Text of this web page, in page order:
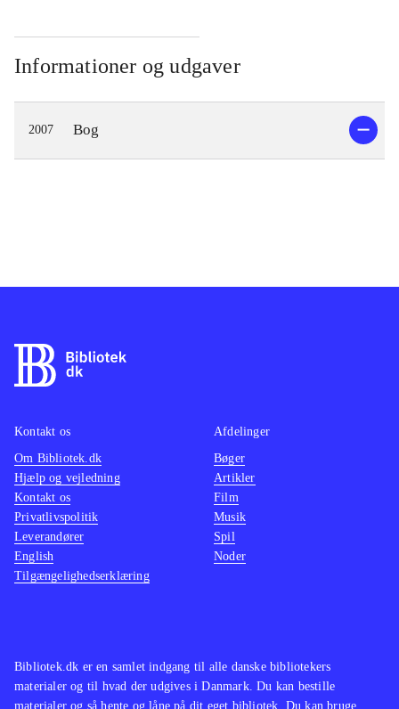
Informationer og udgaver
2007 Bog
Bibliotek.dk er en samlet indgang til alle danske bibliotekers
materialer og til hvad der udgives i Danmark. Du kan bestille
materialer og så hente og låne på dit eget bibliotek. Du kan bruge
Kontakt os
Om Bibliotek.dk
Hjælp og vejledning
Kontakt os
Privatlivspolitik
Leverandører
English
Tilgængelighedserklæring
Afdelinger
Bøger
Artikler
Film
Musik
Spil
Noder